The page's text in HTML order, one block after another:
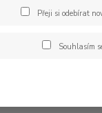
Přeji si odebírat
Souhlasím